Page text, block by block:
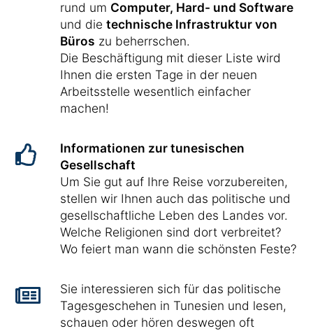
rund um Computer, Hard- und Software
und die technische Infrastruktur von
Büros zu beherrschen.
Die Beschäftigung mit dieser Liste wird
Ihnen die ersten Tage in der neuen
Arbeitsstelle wesentlich einfacher
machen!
Informationen zur tunesischen
Gesellschaft
Um Sie gut auf Ihre Reise vorzubereiten,
stellen wir Ihnen auch das politische und
gesellschaftliche Leben des Landes vor.
Welche Religionen sind dort verbreitet?
Wo feiert man wann die schönsten Feste?
Sie interessieren sich für das politische
Tagesgeschehen in Tunesien und lesen,
schauen oder hören deswegen oft